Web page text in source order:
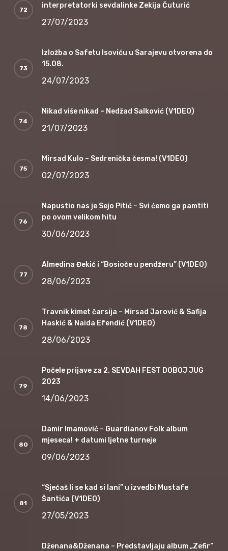
interpretatorki sevdalinke Zekija Čuturić
27/07/2023
Izložba o Safetu Isoviću u Sarajevu otvorena do
15.08.
24/07/2023
Nikad više nikad – Nedžad Salković (V1DEO)
21/07/2023
Mirsad Kulo – Sedrenička česma! (V1DEO)
02/07/2023
Napustio nas je Sejo Pitić – Svi ćemo ga pamtiti
po ovom velikom hitu
30/06/2023
Almedina Đekić i “Bosioče u pendžeru” (V1DEO)
28/06/2023
Travnik kimet čarsija – Mirsad Jarović & Safija
Haskić & Naida Efendić (V1DEO)
28/06/2023
Počele prijave za 2. SEVDAH FEST DOBOJ JUG
2023
14/06/2023
Damir Imamović – Guardianov Folk album
mjeseca! + datumi ljetne turneje
09/06/2023
“Sjećaš li se kad si lani” u izvedbi Mustafe
Šantića (V1DEO)
27/05/2023
Dženana&Dženana – Predstavljaju album „Zefir“